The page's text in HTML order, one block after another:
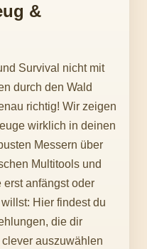
&
Survival nicht mit
durch den Wald
richtig! Wir zeigen
wirklich in deinen
Messern über
Multitools und
erst anfängst oder
Hier findest du
die dir
auszuwählen